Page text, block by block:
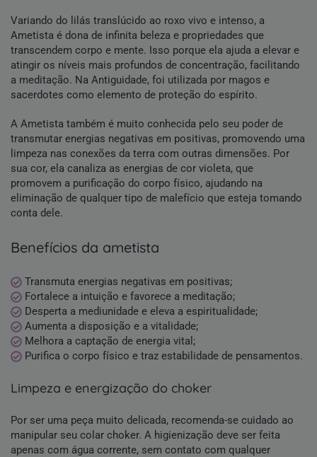
Variando do lilás translúcido ao roxo vivo e intenso, a
Ametista é dona de infinita beleza e propriedades que
transcendem corpo e mente. Isso porque ela ajuda a elevar e
atingir os níveis mais profundos de concentração, facilitando
a meditação. Na Antiguidade, foi utilizada por magos e
sacerdotes como elemento de proteção do espírito.
A Ametista também é muito conhecida pelo seu poder de
transmutar energias negativas em positivas, promovendo uma
limpeza nas conexões da terra com outras dimensões. Por
sua cor, ela canaliza as energias de cor violeta, que
promovem a purificação do corpo físico, ajudando na
eliminação de qualquer tipo de malefício que esteja tomando
conta dele.
benefícios da ametista
Transmuta energias negativas em positivas;
Fortalece a intuição e favorece a meditação;
Desperta a mediunidade e eleva a espiritualidade;
Aumenta a disposição e a vitalidade;
Melhora a captação de energia vital;
Purifica o corpo físico e traz estabilidade de pensamentos.
limpeza e energização do choker
Por ser uma peça muito delicada, recomenda-se cuidado ao
manipular seu colar choker. A higienização deve ser feita
apenas com água corrente, sem contato com qualquer